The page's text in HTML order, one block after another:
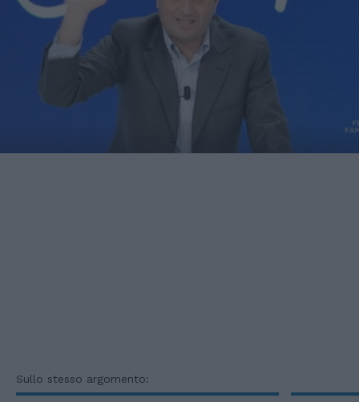
Sullo stesso argomento: